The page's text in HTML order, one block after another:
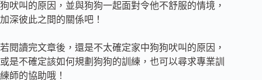
狗吠叫的原因，並與狗狗一起面對令他不舒服的情境，
加深彼此之間的關係吧！
若閱讀完文章後，還是不太確定家中狗狗吠叫的原因，
或是不確定該如何規劃狗狗的訓練，也可以尋求專業訓
練師的協助哦！